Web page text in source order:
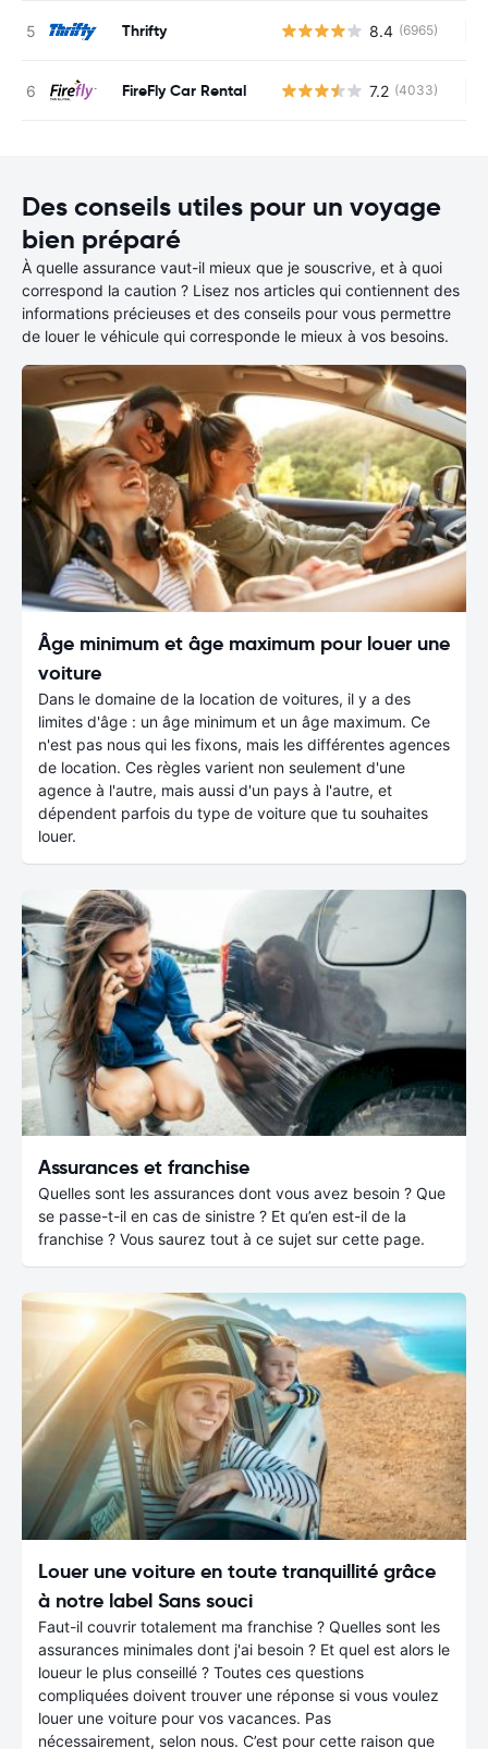
Thrifty 8.4 (6965)
FireFly Car Rental 7.2 (4033)
Des conseils utiles pour un voyage
bien préparé
À quelle assurance vaut-il mieux que je souscrive, et à quoi
correspond la caution ? Lisez nos articles qui contiennent des
informations précieuses et des conseils pour vous permettre
de louer le véhicule qui corresponde le mieux à vos besoins.
Âge minimum et âge maximum pour louer une
voiture
Dans le domaine de la location de voitures, il y a des
limites d'âge : un âge minimum et un âge maximum. Ce
n'est pas nous qui les fixons, mais les différentes agences
de location. Ces règles varient non seulement d'une
agence à l'autre, mais aussi d'un pays à l'autre, et
dépendent parfois du type de voiture que tu souhaites
louer.
Assurances et franchise
Quelles sont les assurances dont vous avez besoin ? Que
se passe-t-il en cas de sinistre ? Et qu’en est-il de la
franchise ? Vous saurez tout à ce sujet sur cette page.
Louer une voiture en toute tranquillité grâce
à notre label Sans souci
Faut-il couvrir totalement ma franchise ? Quelles sont les
assurances minimales dont j'ai besoin ? Et quel est alors le
loueur le plus conseillé ? Toutes ces questions
compliquées doivent trouver une réponse si vous voulez
louer une voiture pour vos vacances. Pas
nécessairement, selon nous. C’est pour cette raison que